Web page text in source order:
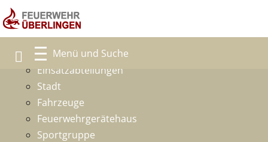
Freiwillige Feuerwehr
Ansprechpartner
Einsatzabteilungen
Stadt
Fahrzeuge
Feuerwehrgerätehaus
Sportgruppe